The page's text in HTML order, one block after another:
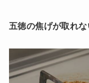
五徳の焦げが取れ